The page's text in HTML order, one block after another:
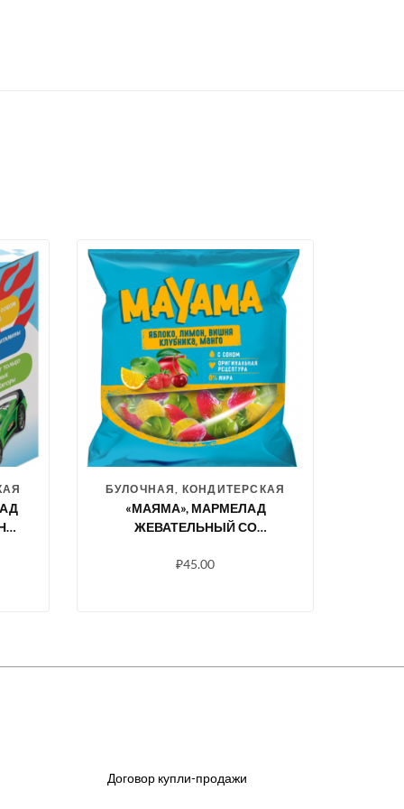
БУЛОЧНАЯ, КОНДИТЕРСКАЯ
«МАЯМА», МАРМЕЛАД
ЖЕВАТЕЛЬНЫЙ СО
ЯБЛОКА, ВИШНИ, МАНГО,
₽45.00
Договор купли-продажи